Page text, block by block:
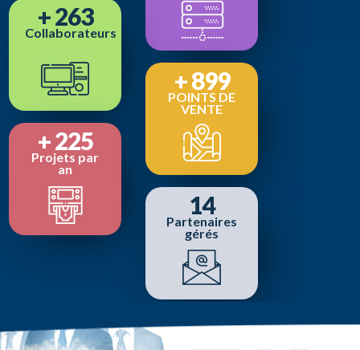
+311
Collaborateurs
+267
Projets par
an
+1066
POINTS DE
VENTE
16
Partenaires
gérés